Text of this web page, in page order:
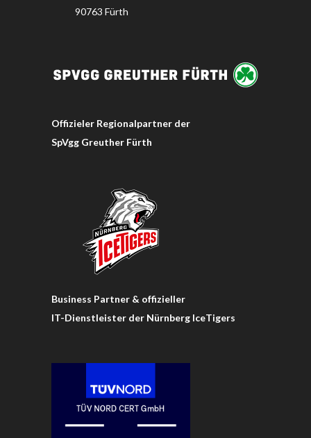
90763 Fürth
Offizieler Regionalpartner der
SpVgg Greuther Fürth
Business Partner & offizieller
IT-Dienstleister der Nürnberg IceTigers